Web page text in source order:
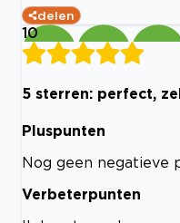
delen
10
5 sterren: perfect,
Pluspunten
Nog geen negatieve
Verbeterpunten